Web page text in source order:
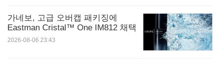
가네보, 고급 오버캡 패키징에
Eastman Cristal™ One IM812 채택
2026-08-06 23:43